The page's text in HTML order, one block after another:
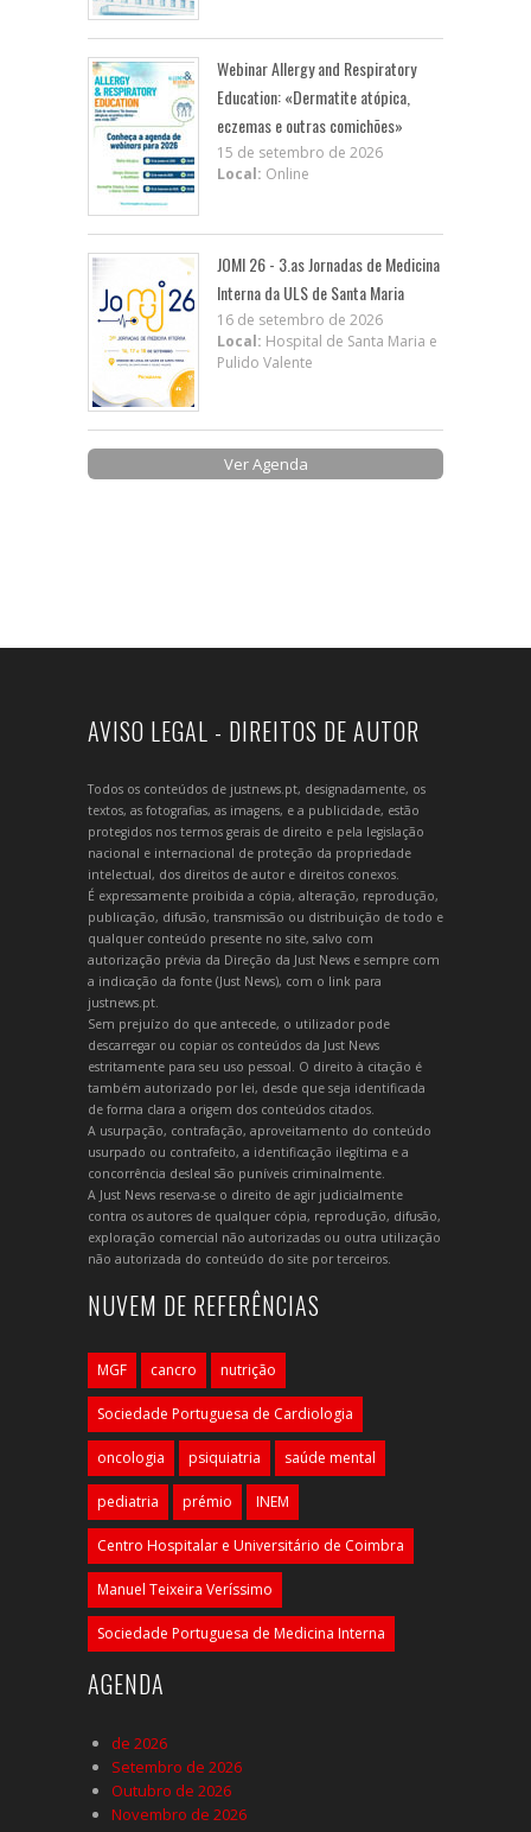
Webinar Allergy and Respiratory
Education: «Dermatite atópica,
eczemas e outras comichões»
15 de setembro de 2026
Local: Online
JOMI 26 - 3.as Jornadas de Medicina
Interna da ULS de Santa Maria
16 de setembro de 2026
Local: Hospital de Santa Maria e
Pulido Valente
Ver Agenda
AVISO LEGAL - DIREITOS DE AUTOR
Todos os conteúdos de justnews.pt, designadamente, os
textos, as fotografias, as imagens, e a publicidade, estão
protegidos nos termos gerais de direito e pela legislação
nacional e internacional de proteção da propriedade
intelectual, dos direitos de autor e direitos conexos.
É expressamente proibida a cópia, alteração, reprodução,
publicação, difusão, transmissão ou distribuição de todo e
qualquer conteúdo presente no site, salvo com
autorização prévia da Direção da Just News e sempre com
a indicação da fonte (Just News), com o link para
justnews.pt.
Sem prejuízo do que antecede, o utilizador pode
descarregar ou copiar os conteúdos da Just News
estritamente para seu uso pessoal. O direito à citação é
também autorizado por lei, desde que seja identificada
de forma clara a origem dos conteúdos citados.
A usurpação, contrafação, aproveitamento do conteúdo
usurpado ou contrafeito, a identificação ilegítima e a
concorrência desleal são puníveis criminalmente.
A Just News reserva-se o direito de agir judicialmente
contra os autores de qualquer cópia, reprodução, difusão,
exploração comercial não autorizadas ou outra utilização
não autorizada do conteúdo do site por terceiros.
NUVEM DE REFERÊNCIAS
MGF cancro nutrição
Sociedade Portuguesa de Cardiologia
oncologia psiquiatria saúde mental
pediatria prémio INEM
Centro Hospitalar e Universitário de Coimbra
Manuel Teixeira Veríssimo
Sociedade Portuguesa de Medicina Interna
AGENDA
de 2026
Setembro de 2026
Outubro de 2026
Novembro de 2026